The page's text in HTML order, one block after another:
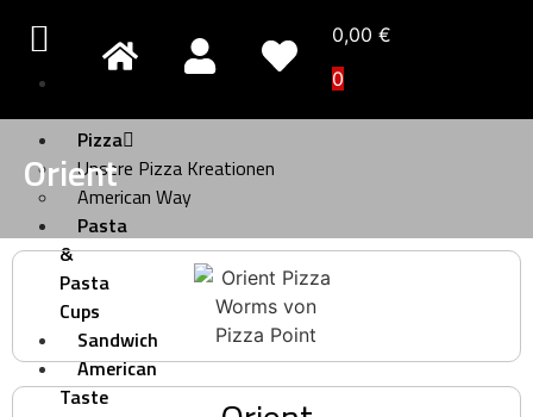
Pizza
Unsere Pizza Kreationen
American Way
Pasta
&
Pasta
Cups
Sandwich
American
Taste
0,00 €
0
Orient